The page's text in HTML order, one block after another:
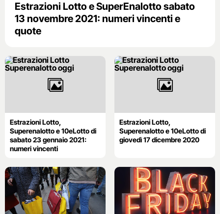
Estrazioni Lotto e SuperEnalotto sabato
13 novembre 2021: numeri vincenti e
quote
Estrazioni Lotto,
Superenalotto e 10eLotto di
sabato 23 gennaio 2021:
numeri vincenti
Estrazioni Lotto,
Superenalotto e 10eLotto di
giovedì 17 dicembre 2020